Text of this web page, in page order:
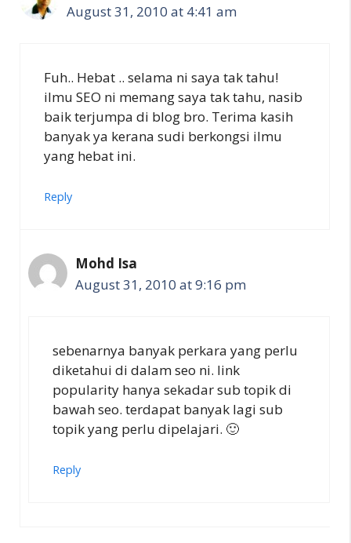
August 31, 2010 at 4:41 am
Fuh.. Hebat .. selama ni saya tak tahu!
ilmu SEO ni memang saya tak tahu, nasib
baik terjumpa di blog bro. Terima kasih
banyak ya kerana sudi berkongsi ilmu
yang hebat ini.
Reply
Mohd Isa
August 31, 2010 at 9:16 pm
sebenarnya banyak perkara yang perlu
diketahui di dalam seo ni. link
popularity hanya sekadar sub topik di
bawah seo. terdapat banyak lagi sub
topik yang perlu dipelajari. 🙂
Reply